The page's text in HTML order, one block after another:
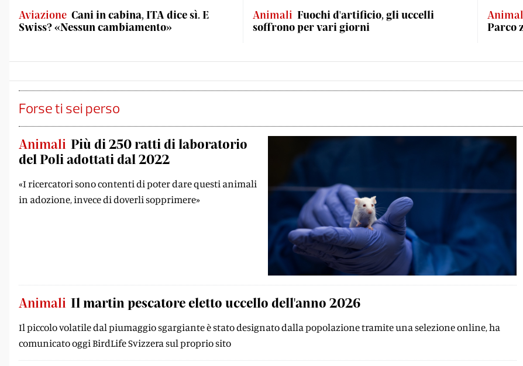
Aviazione Cani in cabina, ITA dice sì. E
Swiss? «Nessun cambiamento»
Animali Fuochi d'artificio, gli uccelli
soffrono per vari giorni
Parco
Forse ti sei perso
Animali Più di 250 ratti di laboratorio
del Poli adottati dal 2022
«I ricercatori sono contenti di poter dare questi animali
in adozione, invece di doverli sopprimere»
Animali Il martin pescatore eletto uccello dell'anno 2026
Il piccolo volatile dal piumaggio sgargiante è stato designato dalla popolazione tramite una selezione online, ha
comunicato oggi BirdLife Svizzera sul proprio sito